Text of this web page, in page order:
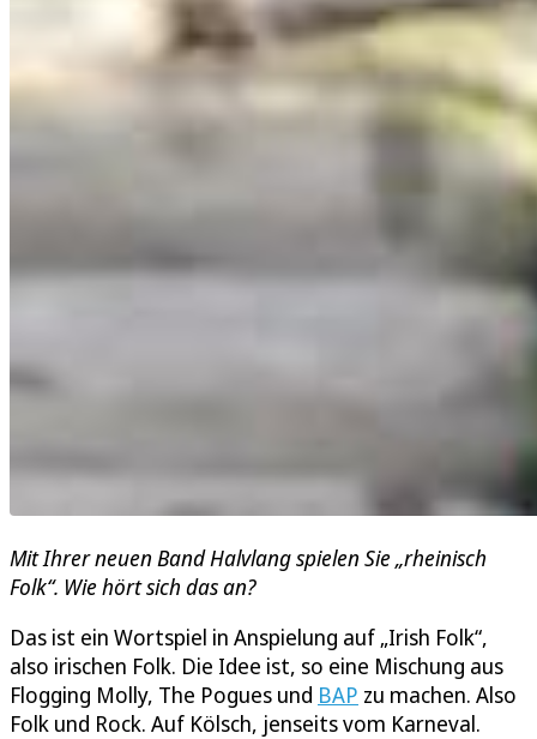
Mit Ihrer neuen Band Halvlang spielen Sie „rheinisch
Folk“. Wie hört sich das an?
Das ist ein Wortspiel in Anspielung auf „Irish Folk“,
also irischen Folk. Die Idee ist, so eine Mischung aus
Flogging Molly, The Pogues und BAP zu machen. Also
Folk und Rock. Auf Kölsch, jenseits vom Karneval.